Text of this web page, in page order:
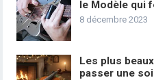
le Modèle qui
8 décembre 2023
Les plus
passer une